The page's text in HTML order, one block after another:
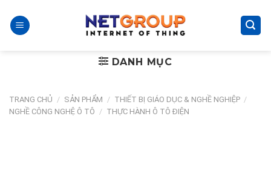
content
DANH MỤC
TRANG CHỦ / SẢN PHẨM / THIẾT BỊ GIÁO DỤC & NGHỀ NGHIỆP /
NGHỀ CÔNG NGHỆ Ô TÔ / THỰC HÀNH Ô TÔ ĐIỆN